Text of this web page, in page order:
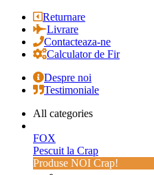
Returnare
Livrare
Contacteaza-ne
Calculator de Fir
Despre noi
Testimoniale
All categories
FOX
Pescuit la Crap
Produse NOI Crap!